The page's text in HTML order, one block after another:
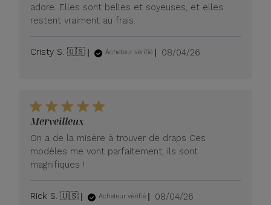
adore. Elles sont belles et soyeuses, et elles
restent vraiment au frais.
Cristy S. 🇺🇸 Acheteur vérifié
Date
08/04/26
Merveilleux
On a de la misère à trouver de draps Ces
modèles me vont parfaitement, ils sont
magnifiques !
Rick S. 🇺🇸 Acheteur vérifié
Date
08/04/26